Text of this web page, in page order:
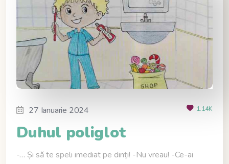
27 Ianuarie 2024 1.14K
Duhul poliglot
-… Și să te speli imediat pe dinți! -Nu vreau! -Ce-ai